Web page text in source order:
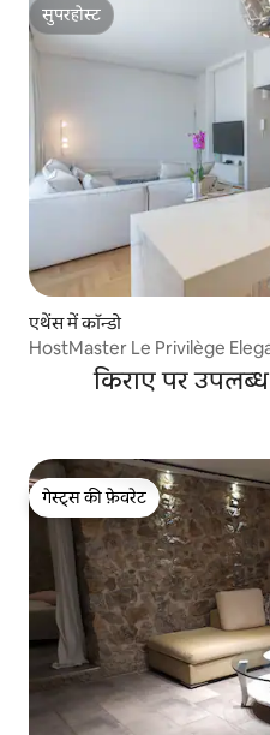
सुपरहोस्ट
सुपरहोस्ट
एथेंस में कॉन्डो
HostMaster Le Privilège
किराए पर
गेस्ट्स की फ़ेवरेट
गेस्ट्स की फ़ेवरेट